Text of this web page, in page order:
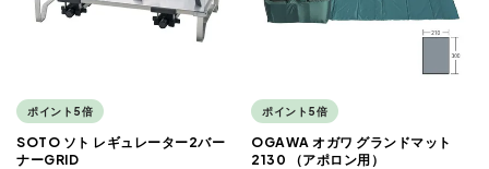
ポイント5倍
SOTO ソト レギュレーター2バー
ナーGRID
ポイント5倍
OGAWA オガワ グランドマット
2130 （アポロン用）